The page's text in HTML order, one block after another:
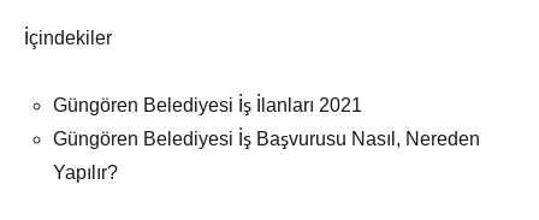
İçindekiler
Güngören Belediyesi İş İlanları 2021
Güngören Belediyesi İş Başvurusu Nasıl, Nereden
Yapılır?